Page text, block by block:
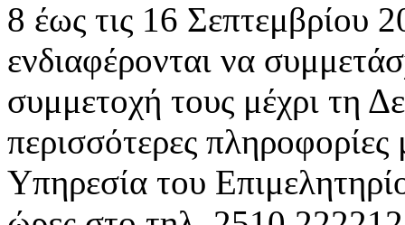
8 έως τις 16 Σεπτεμβρίου
ενδιαφέρονται να
συμμετοχή τους μέχρι τη
περισσότερες
Υπηρεσία του